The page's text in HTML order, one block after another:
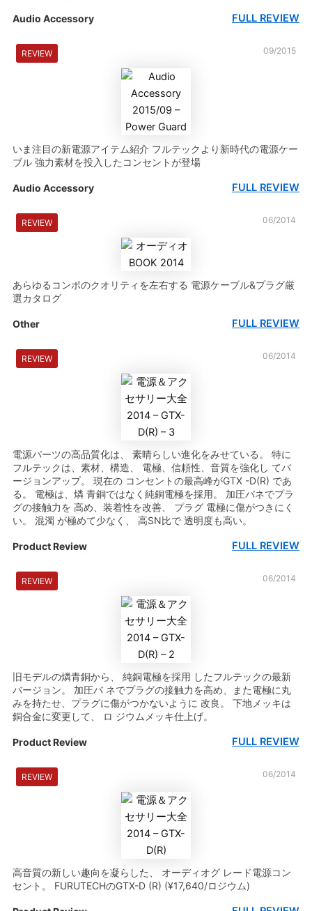
Audio Accessory FULL REVIEW
REVIEW 09/2015
いま注目の新電源アイテム紹介 フルテックより新時代の電源ケー
ブル 強力素材を投入したコンセントが登場
Audio Accessory FULL REVIEW
REVIEW 06/2014
あらゆるコンポのクオリティを左右する 電源ケーブル&プラグ厳
選カタログ
Other FULL REVIEW
REVIEW 06/2014
電源パーツの高品質化は、 素晴らしい進化をみせている。 特に
フルテックは、素材、構造、 電極、信頼性、音質を強化し てバ
ージョンアップ。 現在の コンセントの最高峰がGTX -D(R) であ
る。 電極は、燐 青銅ではなく純銅電極を採用。 加圧バネでプラ
グの接触力を 高め、装着性を改善、 プラグ 電極に傷がつきにく
い。 混濁 が極めて少なく、 高SN比で 透明度も高い。
Product Review FULL REVIEW
REVIEW 06/2014
旧モデルの燐青銅から、 純銅電極を採用 したフルテックの最新
バージョン。 加圧バ ネでプラグの接触力を高め、また電極に丸
みを持たせ、プラグに傷がつかないように 改良。 下地メッキは
銅合金に変更して、 ロ ジウムメッキ仕上げ。
Product Review FULL REVIEW
REVIEW 06/2014
高音質の新しい趣向を凝らした、 オーディオグ レード電源コン
セント。 FURUTECHのGTX-D (R) (¥17,640/ロジウム)